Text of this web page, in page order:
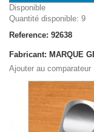
Disponible
Quantité disponible: 9
Reference: 92638
Fabricant: MARQUE
Ajouter au comparateur